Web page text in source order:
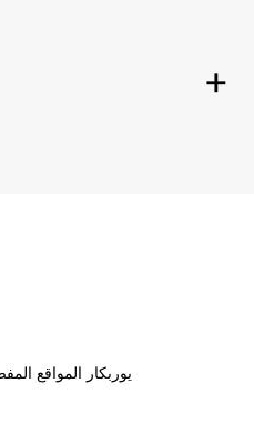
يوربكار المواقع